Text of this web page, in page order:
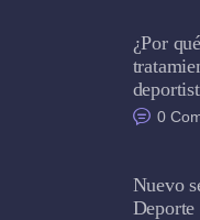
¿Por
0
Nuevo